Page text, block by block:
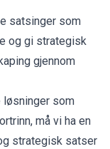
satsinger som
og gi strategisk
gjennom
løsninger som
må vi ha en
strategisk satser